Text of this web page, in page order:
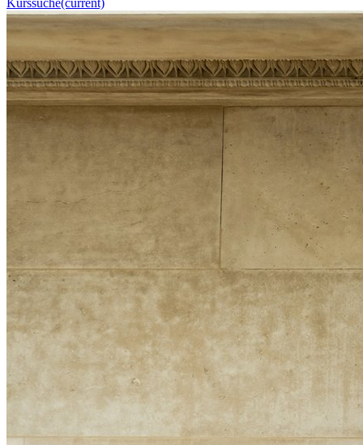
Kurssuche(current)